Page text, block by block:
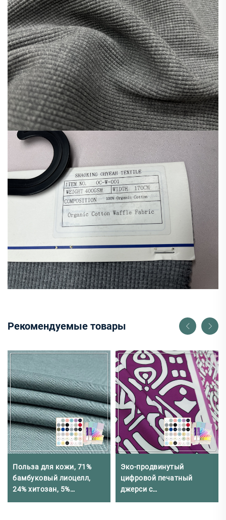
Рекомендуемые товары
Польза для кожи, 71%
бамбуковый лиоцелл,
24% хитозан, 5%
спандекс, рибана 1x1 для
Эко-продвинутый
цифровой печатный
джерси с
биоразлагаемым